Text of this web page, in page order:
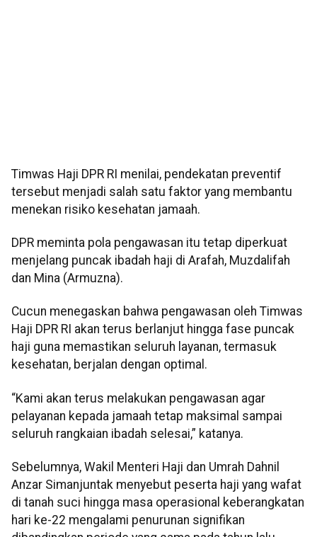
Timwas Haji DPR RI menilai, pendekatan preventif
tersebut menjadi salah satu faktor yang membantu
menekan risiko kesehatan jamaah.
DPR meminta pola pengawasan itu tetap diperkuat
menjelang puncak ibadah haji di Arafah, Muzdalifah
dan Mina (Armuzna).
Cucun menegaskan bahwa pengawasan oleh Timwas
Haji DPR RI akan terus berlanjut hingga fase puncak
haji guna memastikan seluruh layanan, termasuk
kesehatan, berjalan dengan optimal.
“Kami akan terus melakukan pengawasan agar
pelayanan kepada jamaah tetap maksimal sampai
seluruh rangkaian ibadah selesai,” katanya.
Sebelumnya, Wakil Menteri Haji dan Umrah Dahnil
Anzar Simanjuntak menyebut peserta haji yang wafat
di tanah suci hingga masa operasional keberangkatan
hari ke-22 mengalami penurunan signifikan